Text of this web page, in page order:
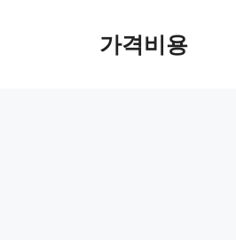
가격비용